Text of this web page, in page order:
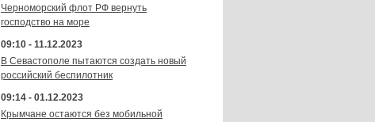
Черноморский флот РФ вернуть
господство на море
09:10 - 11.12.2023
В Севастополе пытаются создать новый
российский беспилотник
09:14 - 01.12.2023
Крымчане остаются без мобильной